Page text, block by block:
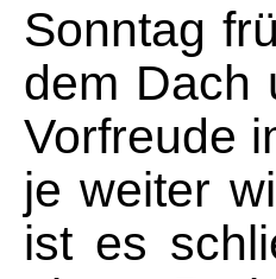
Sonntag
dem Dach
Vorfreude
je weiter
ist es